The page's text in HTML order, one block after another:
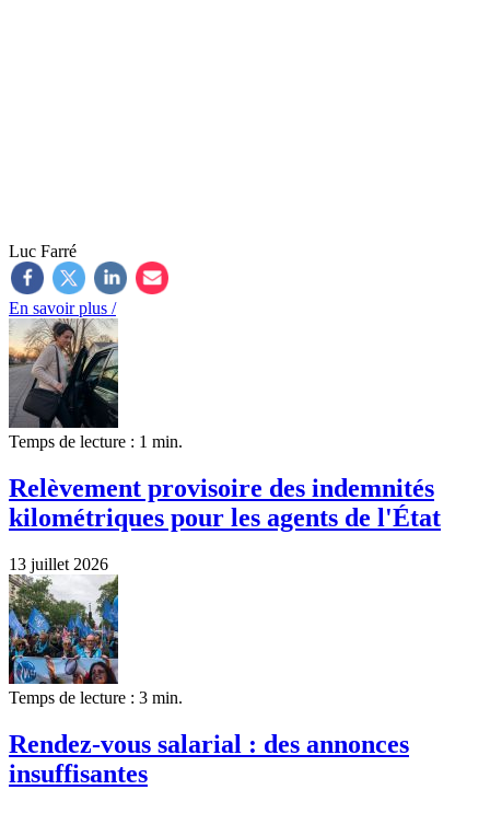
Luc Farré
En savoir plus /
Temps de lecture : 1 min.
Relèvement provisoire des indemnités
kilométriques pour les agents de l'État
13 juillet 2026
Temps de lecture : 3 min.
Rendez-vous salarial : des annonces
insuffisantes